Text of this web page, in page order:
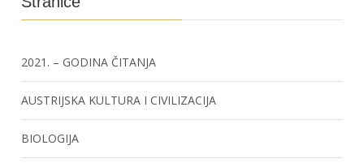
2021. – GODINA ČITANJA
AUSTRIJSKA KULTURA I CIVILIZACIJA
BIOLOGIJA